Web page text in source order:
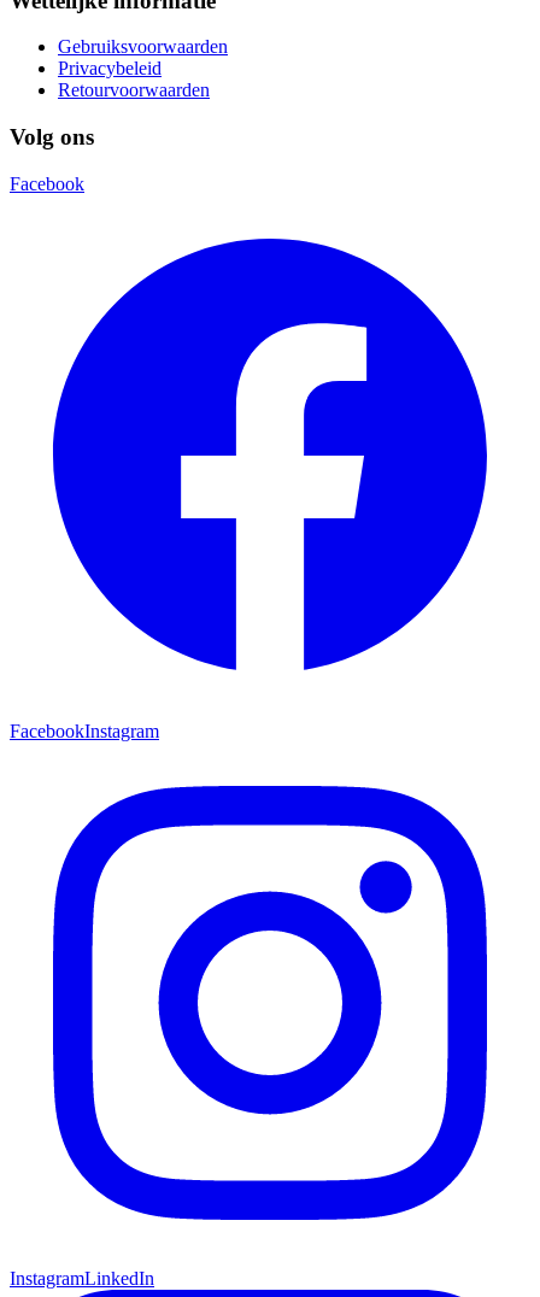
Gebruiksvoorwaarden
Privacybeleid
Retourvoorwaarden
Volg ons
Facebook
FacebookInstagram
InstagramLinkedIn